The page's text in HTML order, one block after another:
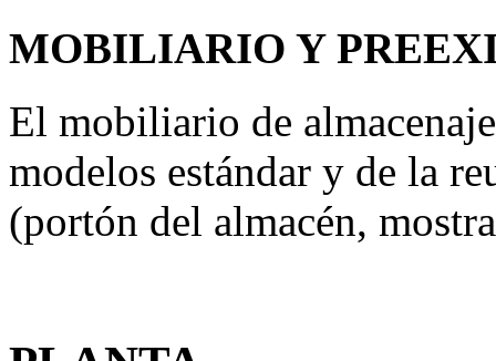
MOBILIARIO Y
El mobiliario de
modelos estándar y de la
(portón del almacén,